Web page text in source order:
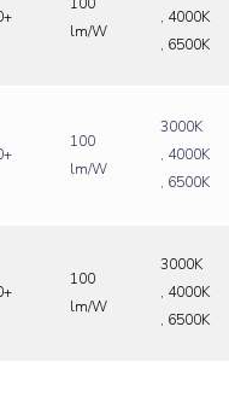
lm/W
, 4000K
, 6500K
100
lm/W
3000K
, 4000K
, 6500K
100
lm/W
3000K
, 4000K
, 6500K